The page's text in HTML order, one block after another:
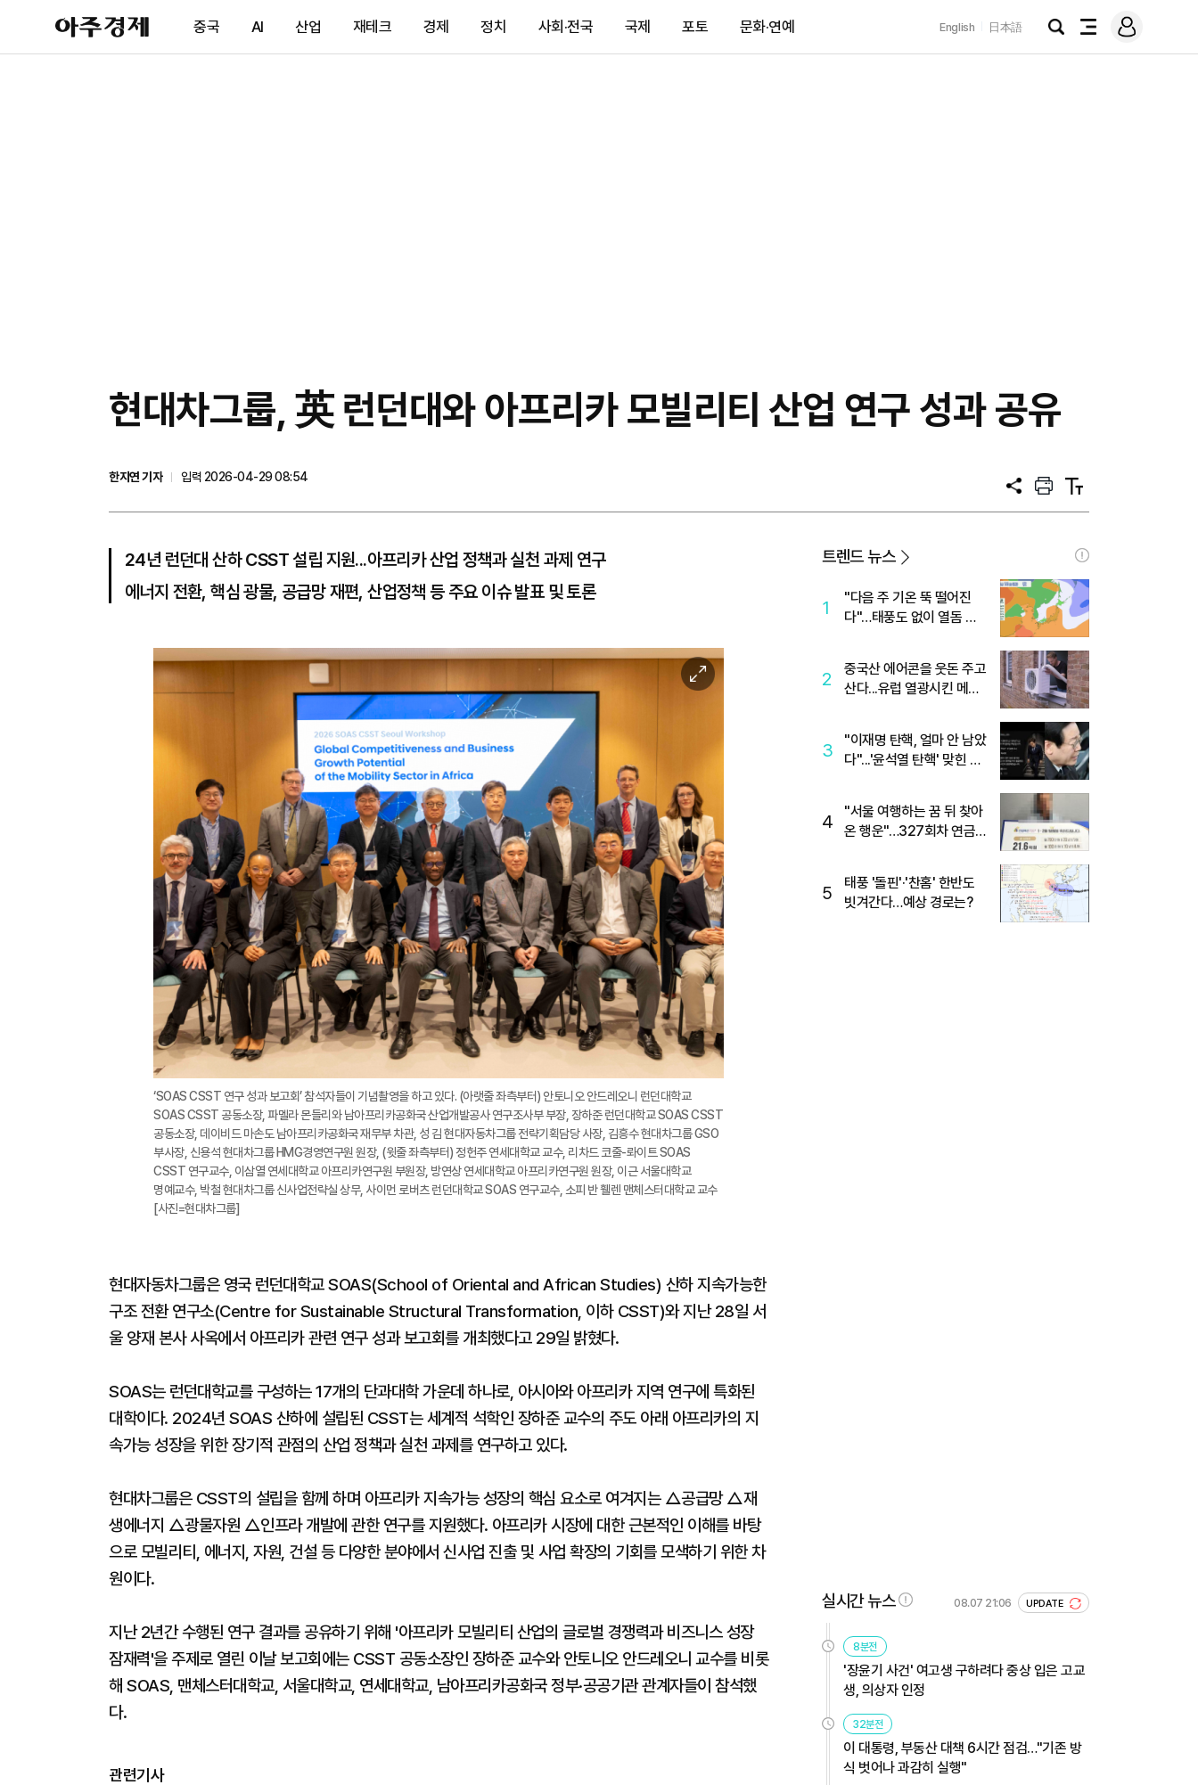
아
주
제
중국 AI 산업 재테크 경제 정치 사회·전국 국제 포토 문화·연예 English 日本語
검
전
메
그
현대차그룹, 英 런던대와 아프리카 모빌리티 산업 연구 성과 공유
한지연 기자
입력 2026-04-29 08:54
공
프
트
텍
트
24년 런던대 산하 CSST 설립 지원...아프리카 산업 정책과 실천 과제 연구
에너지 전환, 핵심 광물, 공급망 재편, 산업정책 등 주요 이슈 발표 및 토론
이
미
‘SOAS CSST 연구 성과 보고회’ 참석자들이 기념촬영을 하고 있다. (아랫줄 좌측부터) 안토니오 안드레오니 런던대학교
SOAS CSST 공동소장, 파멜라 몬들리와 남아프리카공화국 산업개발공사 연구조사부 부장, 장하준 런던대학교 SOAS CSST
공동소장, 데이비드 마손도 남아프리카공화국 재무부 차관, 성 김 현대자동차그룹 전략기획담당 사장, 김흥수 현대차그룹 GSO
부사장, 신용석 현대차그룹 HMG경영연구원 원장, (윗줄 좌측부터) 정헌주 연세대학교 교수, 리차드 코줄-롸이트 SOAS
CSST 연구교수, 이삼열 연세대학교 아프리카연구원 부원장, 방연상 연세대학교 아프리카연구원 원장, 이근 서울대학교
명예교수, 박철 현대차그룹 신사업전략실 상무, 사이먼 로버츠 런던대학교 SOAS 연구교수, 소피 반 휄렌 맨체스터대학교 교수
[사진=현대차그룹]
현대자동차그룹은 영국 런던대학교 SOAS(School of Oriental and African Studies) 산하 지속가능한
구조 전환 연구소(Centre for Sustainable Structural Transformation, 이하 CSST)와 지난 28일 서
울 양재 본사 사옥에서 아프리카 관련 연구 성과 보고회를 개최했다고 29일 밝혔다.
SOAS는 런던대학교를 구성하는 17개의 단과대학 가운데 하나로, 아시아와 아프리카 지역 연구에 특화된
대학이다. 2024년 SOAS 산하에 설립된 CSST는 세계적 석학인 장하준 교수의 주도 아래 아프리카의 지
속가능 성장을 위한 장기적 관점의 산업 정책과 실천 과제를 연구하고 있다.
현대차그룹은 CSST의 설립을 함께 하며 아프리카 지속가능 성장의 핵심 요소로 여겨지는 △공급망 △재
생에너지 △광물자원 △인프라 개발에 관한 연구를 지원했다. 아프리카 시장에 대한 근본적인 이해를 바탕
으로 모빌리티, 에너지, 자원, 건설 등 다양한 분야에서 신사업 진출 및 사업 확장의 기회를 모색하기 위한 차
원이다.
지난 2년간 수행된 연구 결과를 공유하기 위해 '아프리카 모빌리티 산업의 글로벌 경쟁력과 비즈니스 성장
잠재력'을 주제로 열린 이날 보고회에는 CSST 공동소장인 장하준 교수와 안토니오 안드레오니 교수를 비롯
해 SOAS, 맨체스터대학교, 서울대학교, 연세대학교, 남아프리카공화국 정부·공공기관 관계자들이 참석했
다.
관련기사
트렌드 뉴스
1
"다음 주 기온 뚝 떨어진
다"…태풍도 없이 열돔 박
2
중국산 에어콘을 웃돈 주고
산다...유럽 열광시킨 메이
3
"이재명 탄핵, 얼마 안 남았
다"...'윤석열 탄핵' 맞힌 무
4
"서울 여행하는 꿈 뒤 찾아
온 행운"…327회차 연금
5
태풍 '돌핀'·'찬홈' 한반도
빗겨간다…예상 경로는?
실시간 뉴스 08.07 21:06 UPDATE
8분전
'장윤기 사건' 여고생 구하려다 중상 입은 고교
생, 의상자 인정
32분전
이 대통령, 부동산 대책 6시간 점검…"기존 방
식 벗어나 과감히 실행"